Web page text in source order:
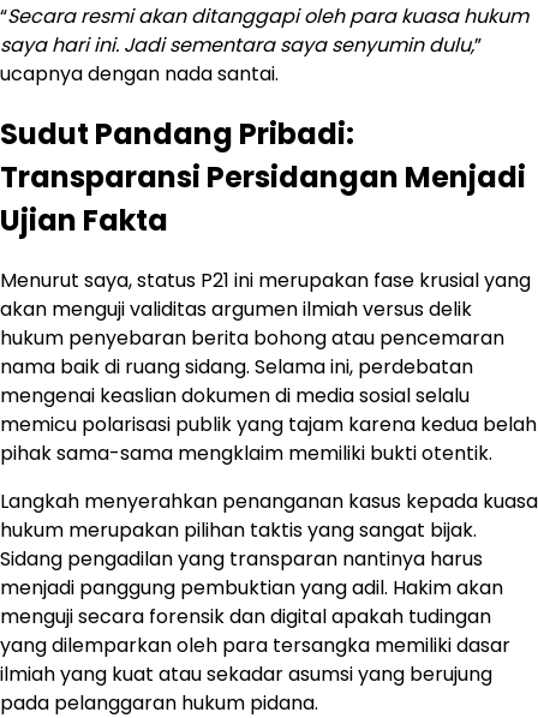
“Secara resmi akan ditanggapi oleh para kuasa hukum
saya hari ini. Jadi sementara saya senyumin dulu,”
ucapnya dengan nada santai.
Sudut Pandang Pribadi:
Transparansi Persidangan Menjadi
Ujian Fakta
Menurut saya, status P21 ini merupakan fase krusial yang
akan menguji validitas argumen ilmiah versus delik
hukum penyebaran berita bohong atau pencemaran
nama baik di ruang sidang. Selama ini, perdebatan
mengenai keaslian dokumen di media sosial selalu
memicu polarisasi publik yang tajam karena kedua belah
pihak sama-sama mengklaim memiliki bukti otentik.
Langkah menyerahkan penanganan kasus kepada kuasa
hukum merupakan pilihan taktis yang sangat bijak.
Sidang pengadilan yang transparan nantinya harus
menjadi panggung pembuktian yang adil. Hakim akan
menguji secara forensik dan digital apakah tudingan
yang dilemparkan oleh para tersangka memiliki dasar
ilmiah yang kuat atau sekadar asumsi yang berujung
pada pelanggaran hukum pidana.